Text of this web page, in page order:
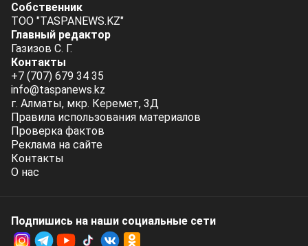
Собственник
ТОО "TASPANEWS.KZ"
Главный редактор
Газизов С. Г.
Контакты
+7 (707) 679 34 35
info@taspanews.kz
г. Алматы, мкр. Керемет, 3Д
Правила использования материалов
Проверка фактов
Реклама на сайте
Контакты
О нас
Подпишись на наши социальные cети